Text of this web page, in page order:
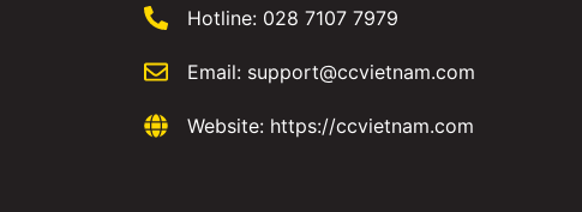
Hotline: 028 7107 7979
Email: support@ccvietnam.com
Website: https://ccvietnam.com